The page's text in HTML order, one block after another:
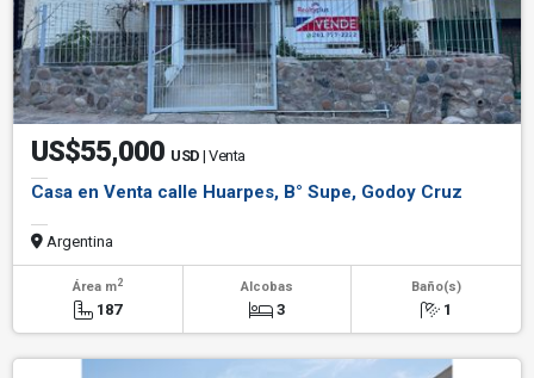
US$55,000 USD | Venta
Casa en Venta calle Huarpes, B° Supe, Godoy Cruz
Argentina
Área m2
187
Alcobas
3
Baño(s)
1